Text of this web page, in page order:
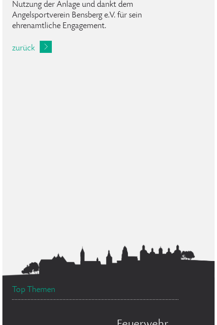
Nutzung der Anlage und dankt dem
Angelsportverein Bensberg e.V. für sein
ehrenamtliche Engagement.
zurück
Top Themen